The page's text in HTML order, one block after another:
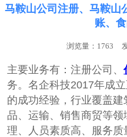
马鞍山公司注册、马鞍山
账、
浏览量：1763
主要业务有：注册公司、
务。名‌‌企科技2017年成
的成功经验，行业覆盖
品、运输、销售商贸等
理、人员素质高、服务